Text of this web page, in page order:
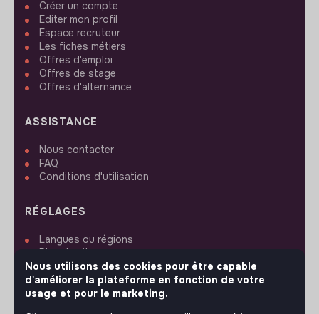
Créer un compte
Editer mon profil
Espace recruteur
Les fiches métiers
Offres d'emploi
Offres de stage
Offres d'alternance
ASSISTANCE
Nous contacter
FAQ
Conditions d'utilisation
RÉGLAGES
Langues ou régions
Plan du site
Paramètres des cookies
Nous utilisons des cookies pour être capable
d'améliorer la plateforme en fonction de votre
usage et pour le marketing.